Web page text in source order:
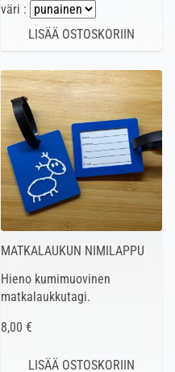
väri :
MATKALAUKUN NIMILAPPU
Hieno kumimuovinen
matkalaukkutagi.
8,00 €